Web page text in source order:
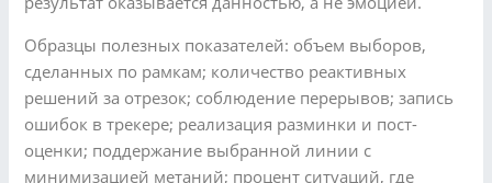
Образцы полезных показателей: объем выборов,
сделанных по рамкам; количество реактивных
решений за отрезок; соблюдение перерывов; запись
ошибок в трекере; реализация разминки и пост-
оценки; поддержание выбранной линии с
минимизацией метаний; процент ситуаций, где